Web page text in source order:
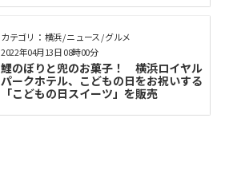
カテゴリ： 横浜 / ニュース / グルメ
鯉のぼりと兜のお菓子！ 横浜ロイヤル
パークホテル、こどもの日をお祝いする
「こどもの日スイーツ」を販売
2022年04月13日 08時00分